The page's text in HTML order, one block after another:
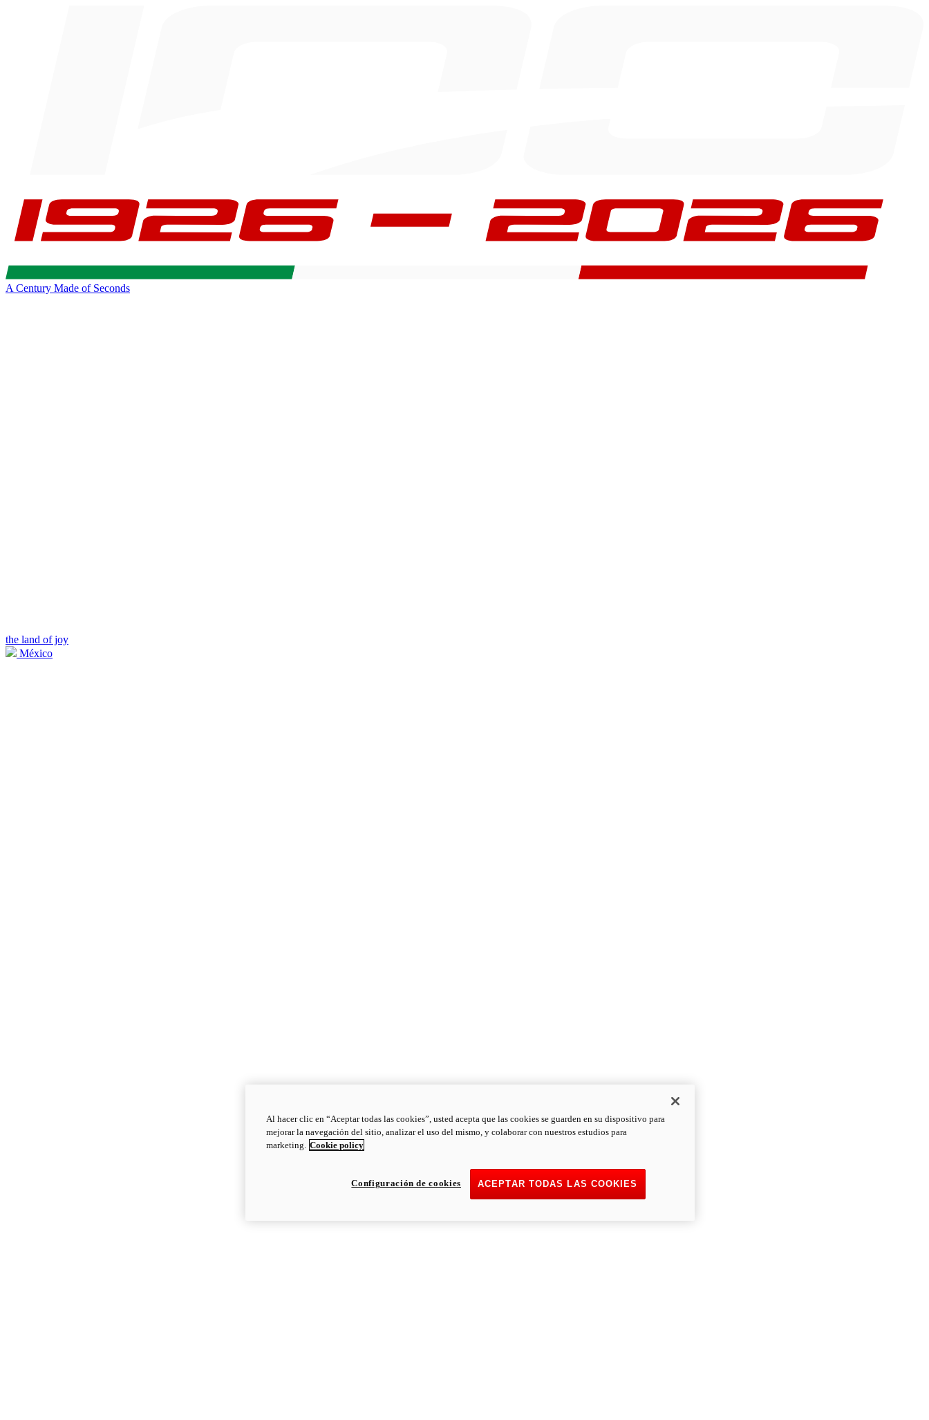
A Century Made of Seconds
the land of joy
México
Al hacer clic en “Aceptar todas las cookies”, usted acepta que las cookies se guarden en su dispositivo para
mejorar la navegación del sitio, analizar el uso del mismo, y colaborar con nuestros estudios para
marketing. Cookie policy
ACEPTAR TODAS LAS COOKIES
Configuración de cookies